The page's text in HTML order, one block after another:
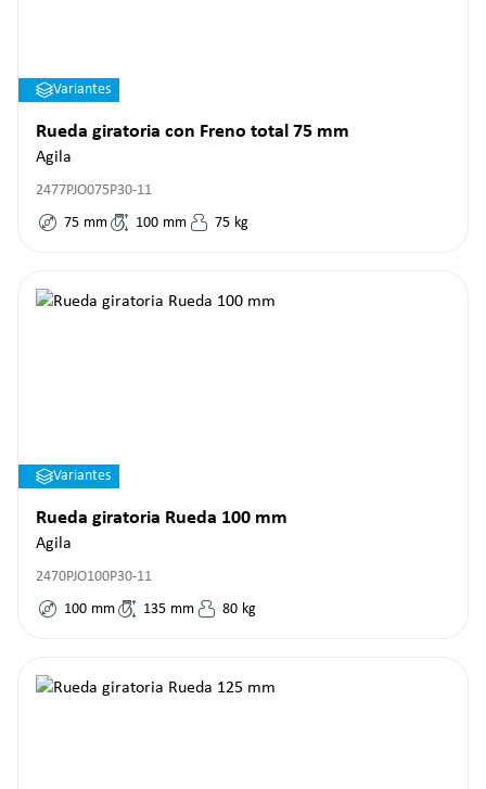
Variantes
Rueda giratoria con Freno total 75 mm
Agila
2477PJO075P30-11
75 mm 100 mm 75 kg
Variantes
Rueda giratoria Rueda 100 mm
Agila
2470PJO100P30-11
100 mm 135 mm 80 kg